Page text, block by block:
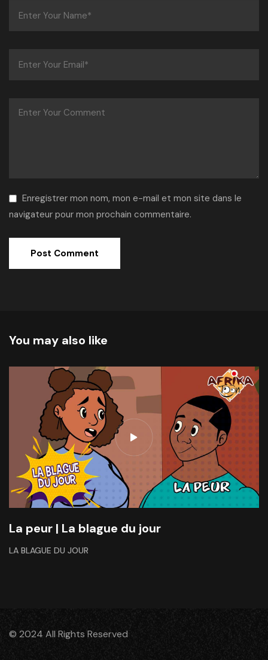
Enregistrer mon nom, mon e-mail et mon site dans le
navigateur pour mon prochain commentaire.
You may also like
La peur | La blague du jour
LA BLAGUE DU JOUR
© 2024 All Rights Reserved